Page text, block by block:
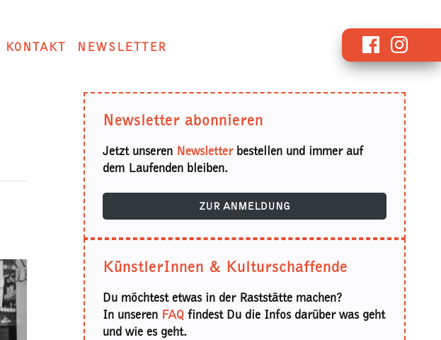
KONTAKT NEWSLETTER Facebook
Newsletter abonnieren
Jetzt unseren Newsletterbestellen und immer auf
dem Laufenden bleiben.
ZUR ANMELDUNG
KünstlerInnen & Kulturschaffende
Du möchtest etwas in der Raststätte machen?
In unseren FAQ findest Du die Infos darüber was geht
und wie es geht.